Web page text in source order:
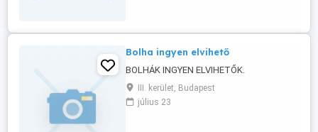
Bolha ingyen elvihető
BOLHÁK INGYEN ELVIHETŐK.
III. kerület, Budapest
július 23